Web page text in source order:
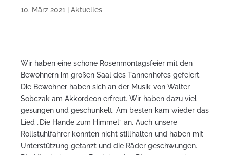
10. März 2021 Aktuelles
Wir haben eine schöne Rosenmontagsfeier mit den
Bewohnern im großen Saal des Tannenhofes gefeiert.
Die Bewohner haben sich an der Musik von Walter
Sobczak am Akkordeon erfreut. Wir haben dazu viel
gesungen und geschunkelt. Am besten kam wieder das
Lied „Die Hände zum Himmel” an. Auch unsere
Rollstuhlfahrer konnten nicht stillhalten und haben mit
Unterstützung getanzt und die Räder geschwungen.